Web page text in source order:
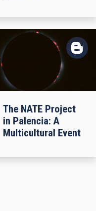
The NATE Project
in Palencia: A
Multicultural Event